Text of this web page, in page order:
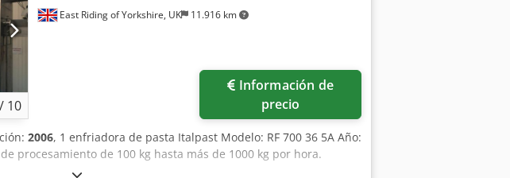
/ 10
East Riding of Yorkshire, UK 11.916 km
precio
2006, 1 enfriadora de pasta Italpast Modelo: RF 700 36 5A Año:
procesamiento de 100 kg hasta más de 1000 kg por hora.